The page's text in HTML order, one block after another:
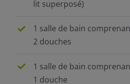
lit superposé)
1 salle de bain
2 douches
1 salle de bain
1 douche